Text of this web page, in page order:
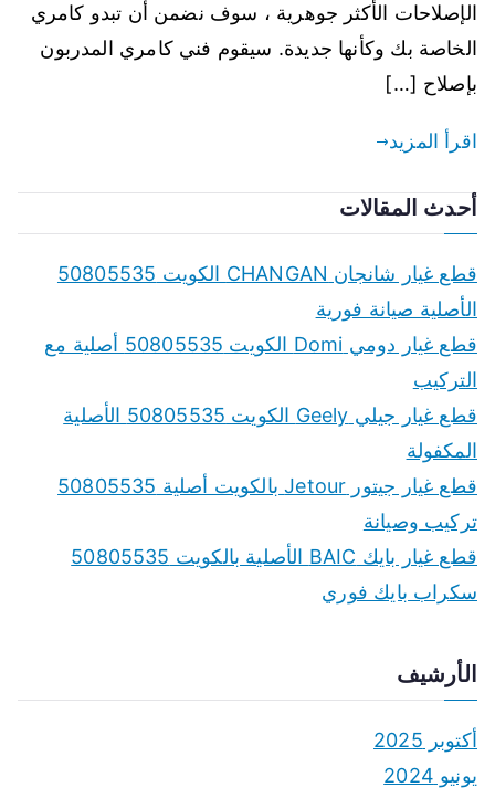
الإصلاحات الأكثر جوهرية ، سوف نضمن أن تبدو كامري
الخاصة بك وكأنها جديدة. سيقوم فني كامري المدربون
بإصلاح […]
اقرأ المزيد
أحدث المقالات
قطع غيار شانجان CHANGAN الكويت 50805535
الأصلية صيانة فورية
قطع غيار دومي Domi الكويت 50805535 أصلية مع
التركيب
قطع غيار جيلي Geely الكويت 50805535 الأصلية
المكفولة
قطع غيار جيتور Jetour بالكويت أصلية 50805535
تركيب وصيانة
قطع غيار بايك BAIC الأصلية بالكويت 50805535
سكراب بايك فوري
الأرشيف
أكتوبر 2025
يونيو 2024